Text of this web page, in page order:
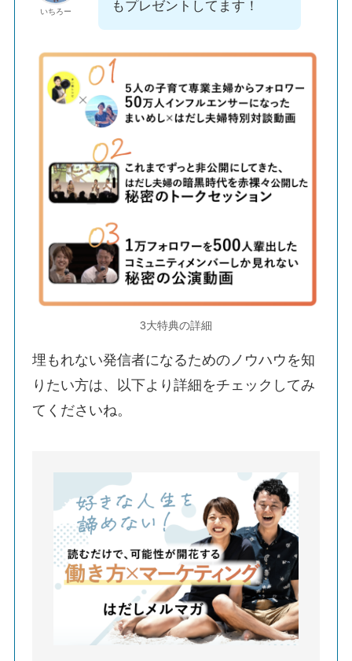
いちろー もプレゼントしてます！
3大特典の詳細
埋もれない発信者になるためのノウハウを知
りたい方は、以下より詳細をチェックしてみ
てくださいね。